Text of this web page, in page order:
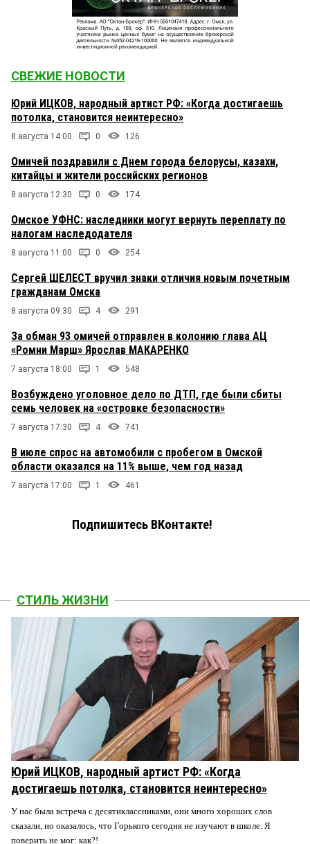
СВЕЖИЕ НОВОСТИ
Юрий ИЦКОВ, народный артист РФ: «Когда достигаешь
потолка, становится неинтересно»
8 августа 14:00 0 126
Омичей поздравили с Днем города белорусы, казахи,
китайцы и жители российских регионов
8 августа 12:30 0 174
Омское УФНС: наследники могут вернуть переплату по
налогам наследодателя
8 августа 11:00 0 254
Сергей ШЕЛЕСТ вручил знаки отличия новым почетным
гражданам Омска
8 августа 09:30 4 291
За обман 93 омичей отправлен в колонию глава АЦ
«Ромни Марш» Ярослав МАКАРЕНКО
7 августа 18:00 1 548
Возбуждено уголовное дело по ДТП, где были сбиты
семь человек на «островке безопасности»
7 августа 17:30 4 741
В июле спрос на автомобили с пробегом в Омской
области оказался на 11% выше, чем год назад
7 августа 17:00 1 461
Подпишитесь ВКонтакте!
СТИЛЬ ЖИЗНИ
Юрий ИЦКОВ, народный артист РФ: «Когда
достигаешь потолка, становится неинтересно»
У нас была встреча с десятиклассниками, они много хороших слов
сказали, но оказалось, что Горького сегодня не изучают в школе. Я
поверить не мог: как?!